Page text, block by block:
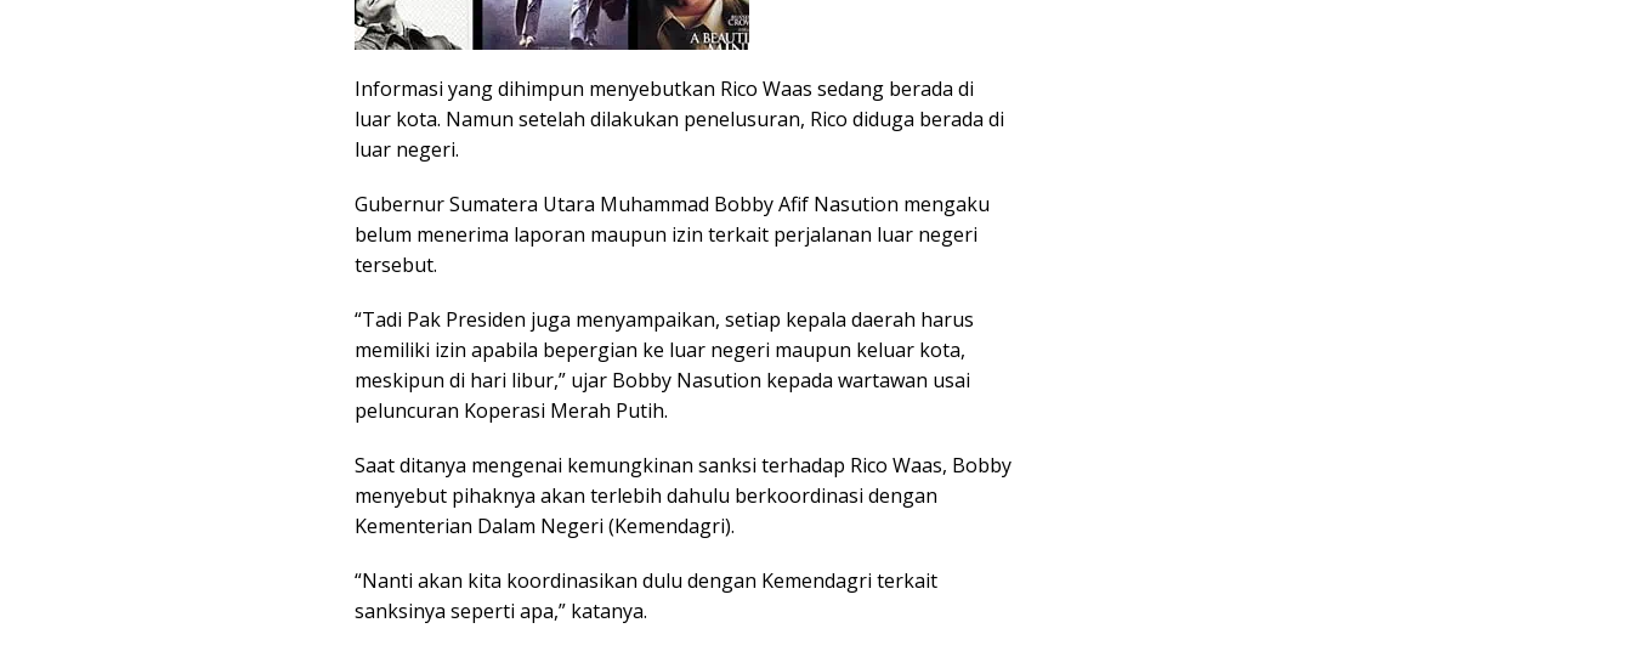
Informasi yang dihimpun menyebutkan Rico Waas sedang berada di
luar kota. Namun setelah dilakukan penelusuran, Rico diduga berada di
luar negeri.
Gubernur Sumatera Utara Muhammad Bobby Afif Nasution mengaku
belum menerima laporan maupun izin terkait perjalanan luar negeri
tersebut.
“Tadi Pak Presiden juga menyampaikan, setiap kepala daerah harus
memiliki izin apabila bepergian ke luar negeri maupun keluar kota,
meskipun di hari libur,” ujar Bobby Nasution kepada wartawan usai
peluncuran Koperasi Merah Putih.
Saat ditanya mengenai kemungkinan sanksi terhadap Rico Waas, Bobby
menyebut pihaknya akan terlebih dahulu berkoordinasi dengan
Kementerian Dalam Negeri (Kemendagri).
“Nanti akan kita koordinasikan dulu dengan Kemendagri terkait
sanksinya seperti apa,” katanya.